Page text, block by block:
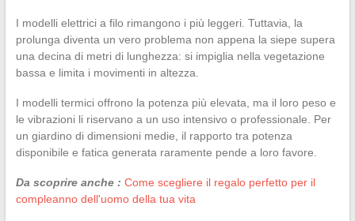
I modelli elettrici a filo rimangono i più leggeri. Tuttavia, la
prolunga diventa un vero problema non appena la siepe supera
una decina di metri di lunghezza: si impiglia nella vegetazione
bassa e limita i movimenti in altezza.
I modelli termici offrono la potenza più elevata, ma il loro peso e
le vibrazioni li riservano a un uso intensivo o professionale. Per
un giardino di dimensioni medie, il rapporto tra potenza
disponibile e fatica generata raramente pende a loro favore.
Da scoprire anche : Come scegliere il regalo perfetto per il
compleanno dell'uomo della tua vita